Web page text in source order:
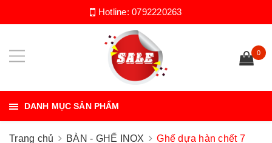
Hotline:0792220263
0
DANH MỤC SẢN PHẨM
Trang chủ BÀN - GHẾ INOX
Ghế dựa hàn chết 7